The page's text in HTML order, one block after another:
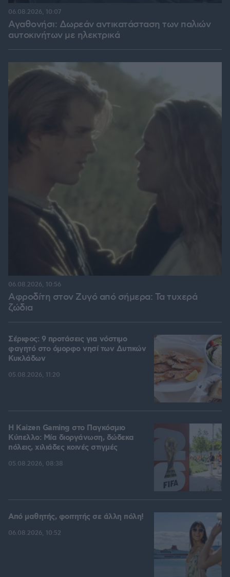
Αγαθονήσι: Δωρεάν αντικατάσταση των παλιών
αυτοκινήτων με ηλεκτρικά
06.08.2026, 10:07
Αφροδίτη στον Ζυγό από σήμερα: Τα τυχερά
ζώδια
06.08.2026, 10:56
Σέριφος: 9 προτάσεις για νόστιμο
φαγητό στο όμορφο νησί των Δυτικών
Κυκλάδων
05.08.2026, 11:20
H Kaizen Gaming στο Παγκόσμιο
Kύπελλο: Μία διοργάνωση, δώδεκα
πόλεις, χιλιάδες κοινές στιγμές
05.08.2026, 08:38
Από μαθητής, φοιτητής σε άλλη πόλη!
06.08.2026, 10:52